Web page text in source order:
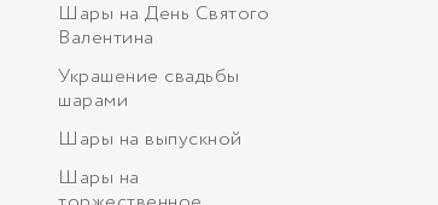
Шары на День Святого
Валентина
Украшение свадьбы
шарами
Шары на выпускной
Шары на